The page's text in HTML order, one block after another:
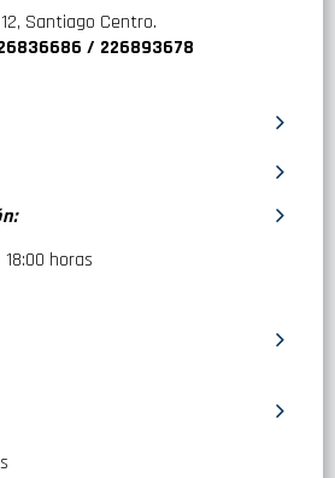
Santiago Centro.
/ 226893678
horas